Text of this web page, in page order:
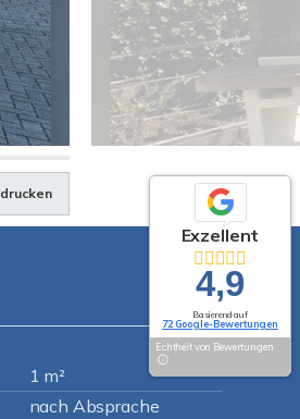
drucken
1 m²
nach Absprache
Exzellent
4,9
Basierend auf
72 Google-Bewertungen
Echtheit von Bewertungen